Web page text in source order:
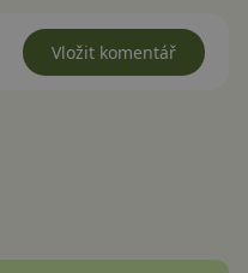
Vložit komentář